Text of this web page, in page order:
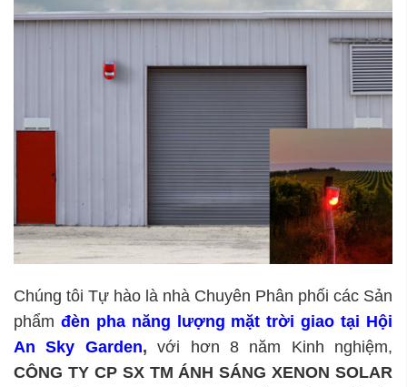
Chúng tôi Tự hào là nhà Chuyên Phân phối các Sản
phẩm đèn pha năng lượng mặt trời giao tại Hội
An Sky Garden, với hơn 8 năm Kinh nghiệm,
CÔNG TY CP SX TM ÁNH SÁNG XENON SOLAR